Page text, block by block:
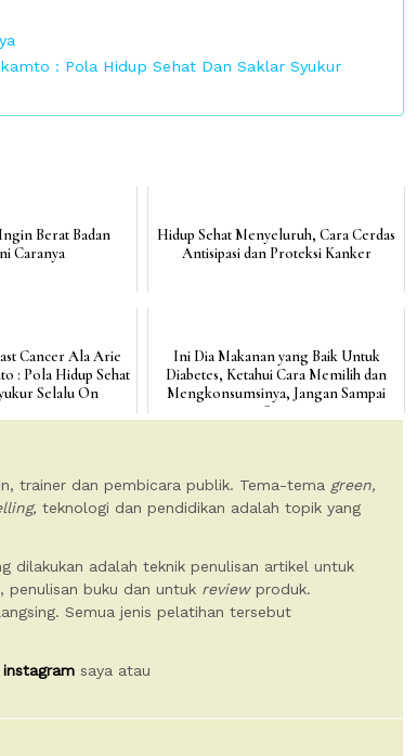
: Pola Hidup Sehat Dan Saklar Syukur
Berat Badan
Caranya
Hidup Sehat Menyeluruh, Cara Cerdas
Antisipasi dan Proteksi Kanker
Cancer Ala Arie
: Pola Hidup Sehat
Selalu On
Ini Dia Makanan yang Baik Untuk
Diabetes, Ketahui Cara Memilih dan
Mengkonsumsinya, Jangan Sampai
Sa...
trainer dan pembicara publik. Tema-tema green,
teknologi dan pendidikan adalah topik yang
dilakukan adalah teknik penulisan artikel untuk
penulisan buku dan untuk reviewproduk.
Semua jenis pelatihan tersebut
instagram saya atau